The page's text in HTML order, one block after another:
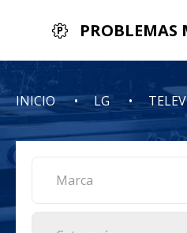
PROBLEMAS
INICIO LG
Marca